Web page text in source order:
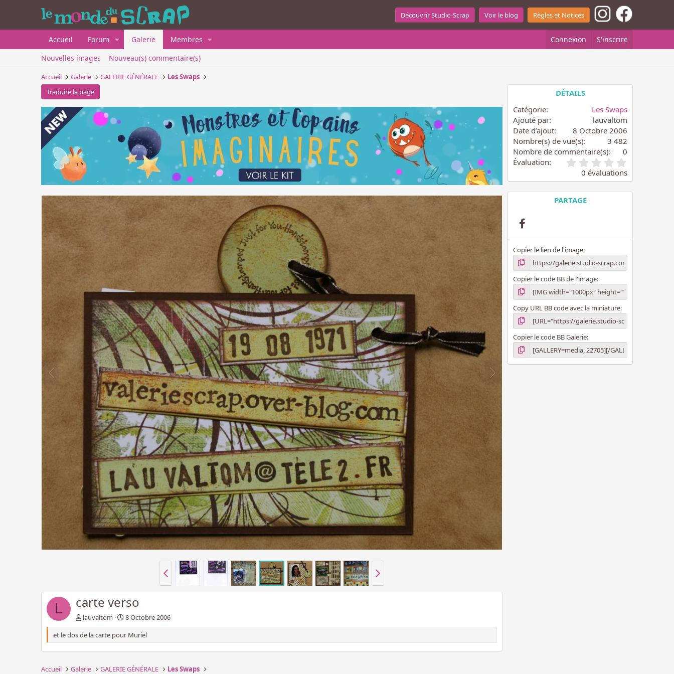
Découvrir Studio-Scrap Voir le blog Règles et Notices
Accueil Forum Galerie Membres Connexion
S'inscrire
Nouvelles images
Nouveau(s) commentaire(s)
Accueil Galerie GALERIE GÉNÉRALE
Les Swaps
Traduire la page
L carte verso
lauvaltom
8 Octobre 2006
et le dos de la carte pour Muriel
DÉTAILS
Catégorie
Les Swaps
Ajouté par
lauvaltom
Date d’ajout
8 Octobre 2006
Nombre(s) de vue(s)
3 482
Nombre de commentaire(s)
0
Évaluation
.
0
0
)
0 évaluations
PARTAGE
Copier le lien de l'image
Copier le code BB de l'image
Copy URL BB code avec la miniature
Copier le code BB Galerie
Accueil Galerie GALERIE GÉNÉRALE Les Swaps